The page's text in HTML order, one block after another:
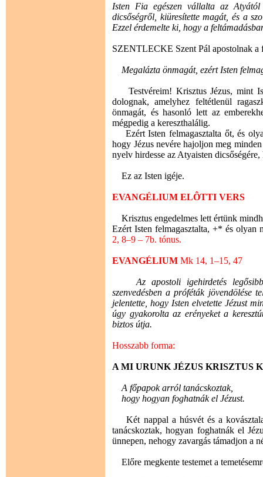
Isten Fia egészen vállalta az
dicsőségről, kiüresítette magát, és a
Ezzel érdemelte ki, hogy a
SZENTLECKE Szent Pál apostolnak
Megalázta önmagát, ezért Isten
Testvéreim! Krisztus Jézus, mint
dolognak, amelyhez feltétlenül
önmagát, és hasonló lett az
mégpedig a kereszthalálig.
Ezért Isten felmagasztalta őt, és
hogy Jézus nevére hajoljon meg
nyelv hirdesse az Atyaisten
Ez az Isten igéje.
EVANGÉLIUM ELÔTTI VERS
Krisztus engedelmes lett értünk
Ezért Isten felmagasztalta, +* és
2, 8–9 – 7b. tónus.
EVANGÉLIUMMk 14, 1–15, 47
Az apostoli igehirdetés legősibb
szenvedésben a próféták jövendölése
jelentette, hogy Isten elvetette Jézust
úgy gyakorolta az erényeket a
biztos útja.
Hosszabb forma:
A MI URUNK JÉZUS KRISZTUS
A főpapok arról tanácskoztak,
hogy hogyan foghatnák el Jézust.
Két nappal a húsvét és a
tanácskoztak, hogyan foghatnák el
ünnepen, nehogy zavargás támadjon a
Előre megkente testemet a